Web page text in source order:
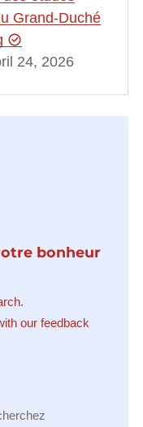
Grand-Duché
24, 2026
bonheur
our feedback